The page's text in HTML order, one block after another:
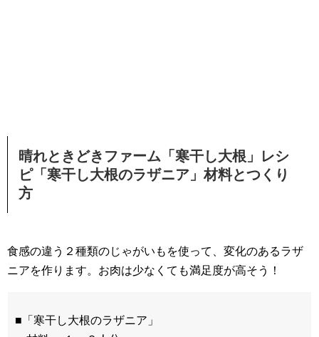
晴れときどきファーム「寒干し大根」レシ
ピ「寒干し大根のラザニア」材料とつくり
方
食感の違う２種類のじゃがいもを使って、変化のあるラザ
ニアを作ります。お肉は少なくても満足度が高そう！
■「寒干し大根のラザニア」